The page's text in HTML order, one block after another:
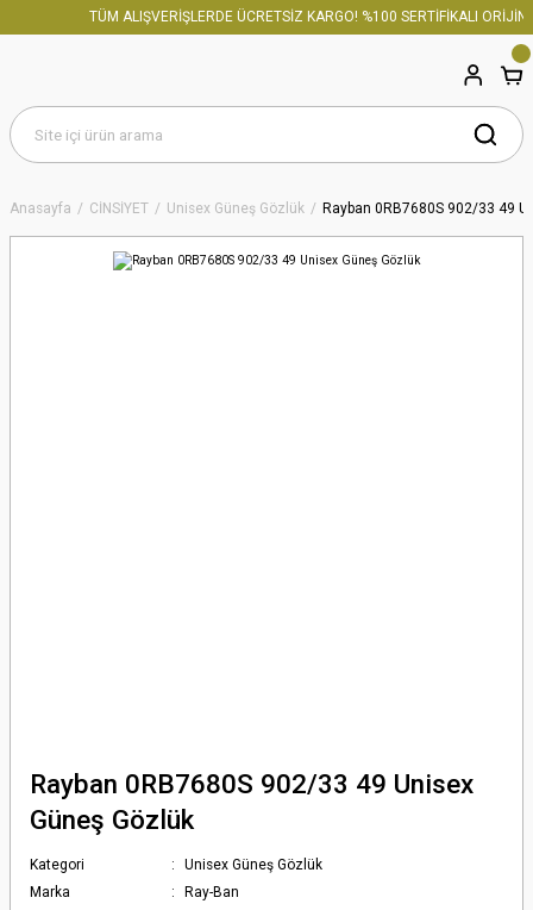
TÜM ALIŞVERİŞLERDE ÜCRETSİZ KARGO! %100 SERTİFİKALI
Anasayfa CİNSİYET Unisex Güneş Gözlük Rayban 0RB7680S 902/33 49
Rayban 0RB7680S 902/33 49 Unisex
Güneş Gözlük
Kategori
Unisex Güneş Gözlük
Marka
Ray-Ban